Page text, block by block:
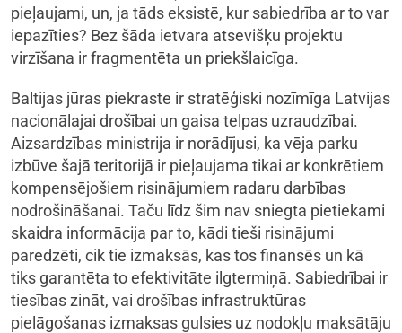
pieļaujami, un, ja tāds eksistē, kur sabiedrība ar to var
iepazīties? Bez šāda ietvara atsevišķu projektu
virzīšana ir fragmentēta un priekšlaicīga.
Baltijas jūras piekraste ir stratēģiski nozīmīga Latvijas
nacionālajai drošībai un gaisa telpas uzraudzībai.
Aizsardzības ministrija ir norādījusi, ka vēja parku
izbūve šajā teritorijā ir pieļaujama tikai ar konkrētiem
kompensējošiem risinājumiem radaru darbības
nodrošināšanai. Taču līdz šim nav sniegta pietiekami
skaidra informācija par to, kādi tieši risinājumi
paredzēti, cik tie izmaksās, kas tos finansēs un kā
tiks garantēta to efektivitāte ilgtermiņā. Sabiedrībai ir
tiesības zināt, vai drošības infrastruktūras
pielāgošanas izmaksas gulsies uz nodokļu maksātāju